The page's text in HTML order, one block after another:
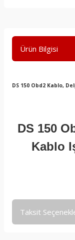
Ürün Bilgisi
DS 150 Obd2 Kablo,
DS 150
Kablo
Taksit